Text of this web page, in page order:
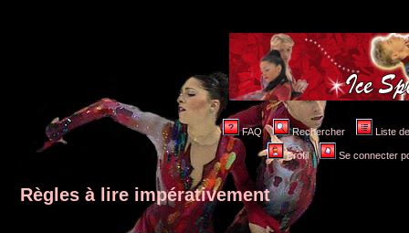
FAQ Rechercher Liste
Profil Se connecter
Règles à lire impérativement